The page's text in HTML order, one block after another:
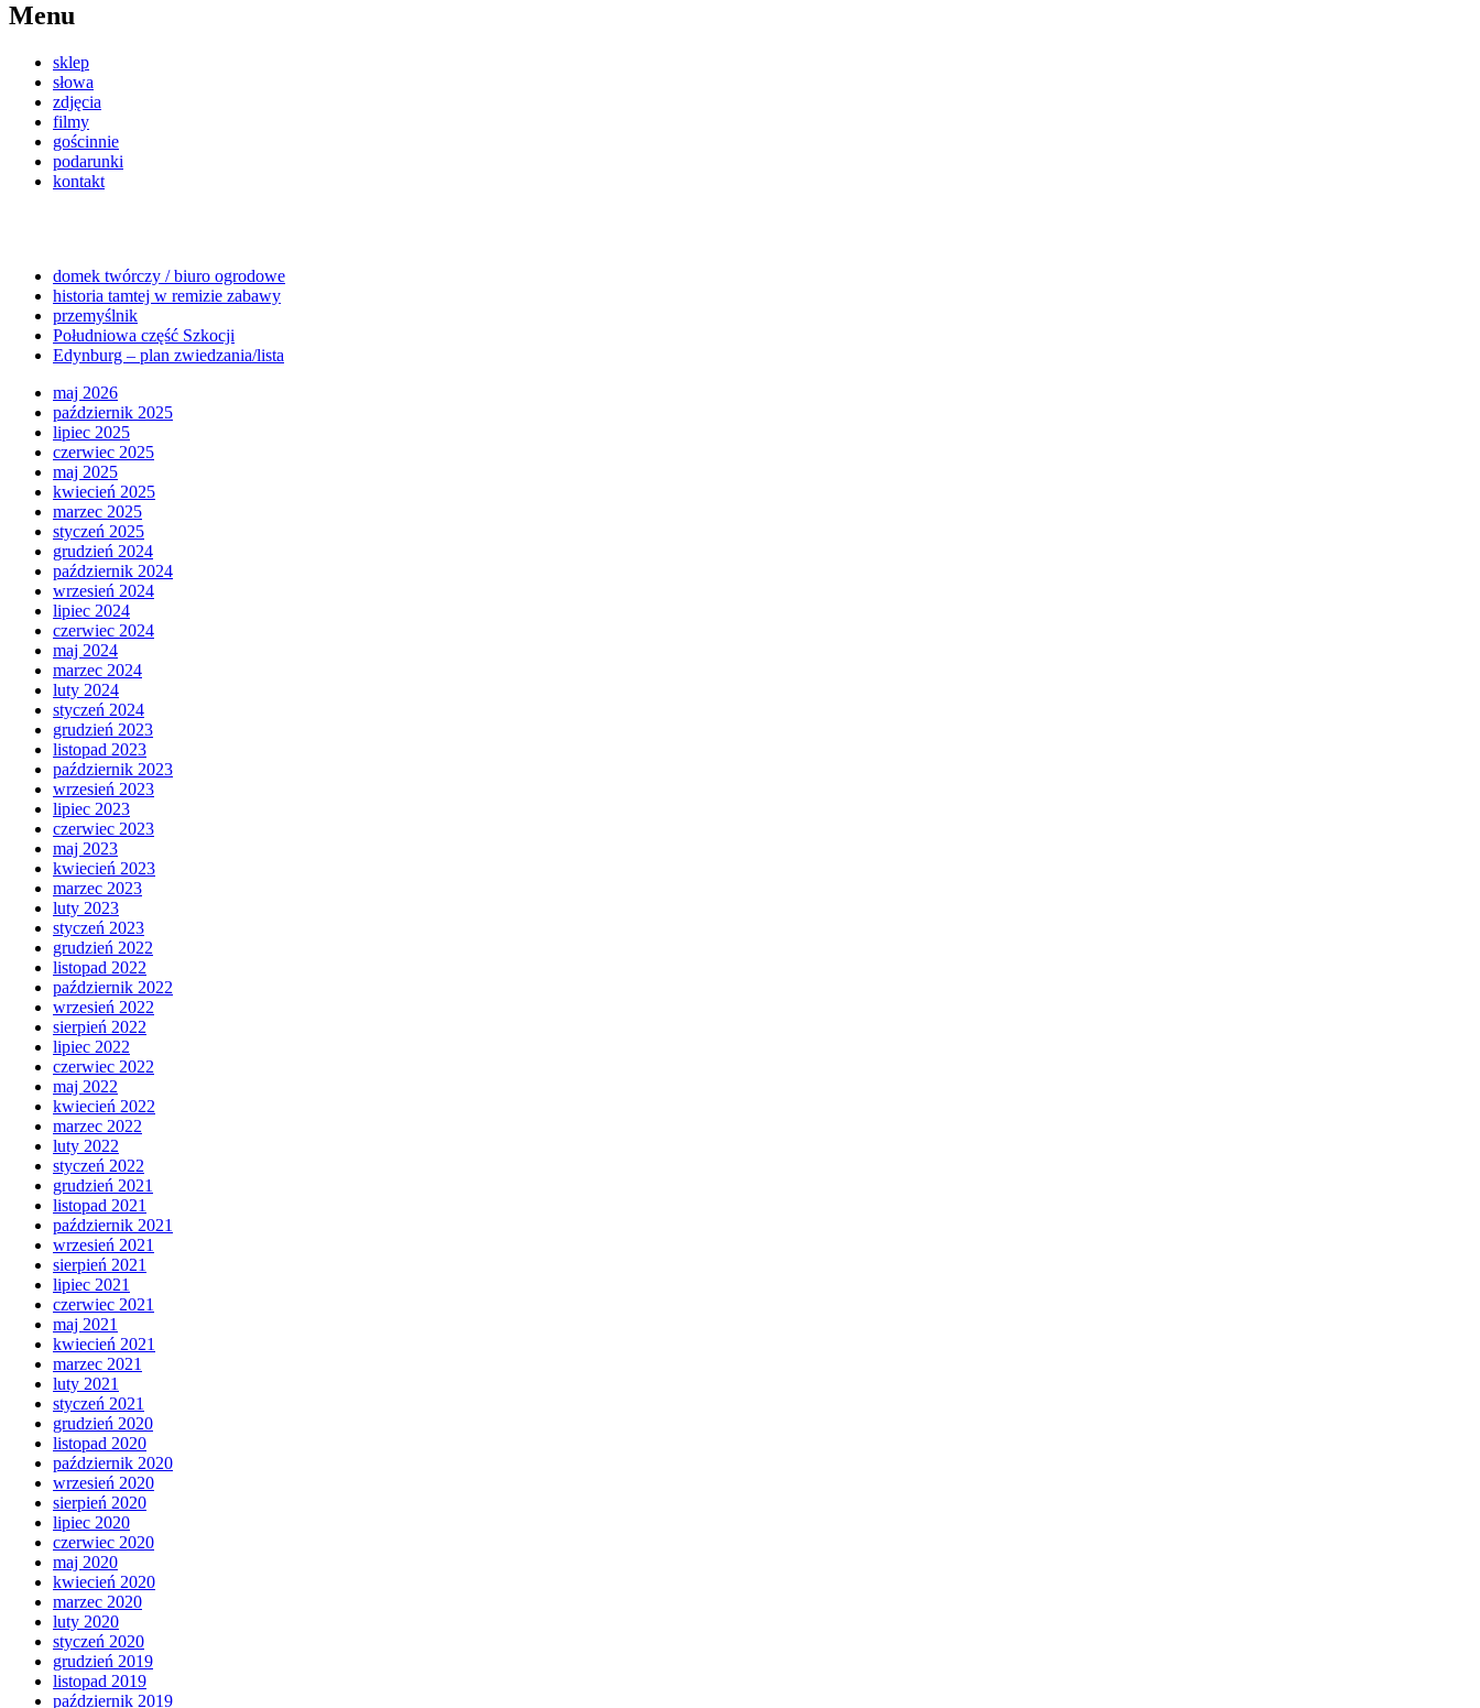
Menu
sklep
słowa
zdjęcia
filmy
gościnnie
podarunki
kontakt
domek twórczy / biuro ogrodowe
historia tamtej w remizie zabawy
przemyślnik
Południowa część Szkocji
Edynburg – plan zwiedzania/lista
maj 2026
październik 2025
lipiec 2025
czerwiec 2025
maj 2025
kwiecień 2025
marzec 2025
styczeń 2025
grudzień 2024
październik 2024
wrzesień 2024
lipiec 2024
czerwiec 2024
maj 2024
marzec 2024
luty 2024
styczeń 2024
grudzień 2023
listopad 2023
październik 2023
wrzesień 2023
lipiec 2023
czerwiec 2023
maj 2023
kwiecień 2023
marzec 2023
luty 2023
styczeń 2023
grudzień 2022
listopad 2022
październik 2022
wrzesień 2022
sierpień 2022
lipiec 2022
czerwiec 2022
maj 2022
kwiecień 2022
marzec 2022
luty 2022
styczeń 2022
grudzień 2021
listopad 2021
październik 2021
wrzesień 2021
sierpień 2021
lipiec 2021
czerwiec 2021
maj 2021
kwiecień 2021
marzec 2021
luty 2021
styczeń 2021
grudzień 2020
listopad 2020
październik 2020
wrzesień 2020
sierpień 2020
lipiec 2020
czerwiec 2020
maj 2020
kwiecień 2020
marzec 2020
luty 2020
styczeń 2020
grudzień 2019
listopad 2019
październik 2019